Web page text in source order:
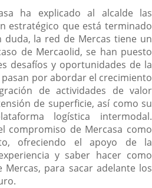
ha explicado al alcalde las
estratégico que está terminado
la red de Mercas tiene un
de Mercaolid, se han puesto
desafíos y oportunidades de la
por abordar el crecimiento
de actividades de valor
de superficie, así como su
logística intermodal.
compromiso de Mercasa como
ofreciendo el apoyo de la
y saber hacer como
para sacar adelante los